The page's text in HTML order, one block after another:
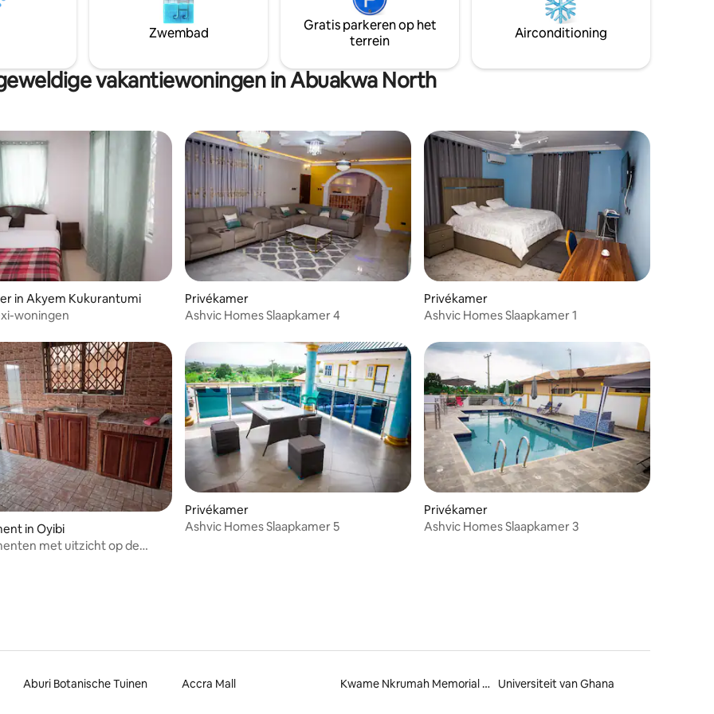
lounge, gedeeld met
en een ruime lounge, gedeeld met
andere gasten.
Zwembad
Gratis parkeren op het
terrein
Airconditioning
vakantiewoningen in Abuakwa North
in Akyem Kukurantumi
woningen
Privékamer
Ashvic Homes Slaapkamer 4
Privékamer
Ashvic Homes Slaapkamer 1
in Oyibi
met uitzicht op de
Privékamer
Ashvic Homes Slaapkamer 5
Privékamer
Ashvic Homes Slaapkamer 3
Aburi Botanische Tuinen Accra Mall Kwame Nkrumah Memorial Park & Mausoleum Universiteit van Ghana